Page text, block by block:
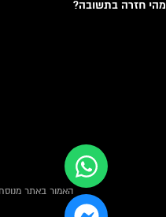
מהי חזרה בתשובה?
האמור באתר